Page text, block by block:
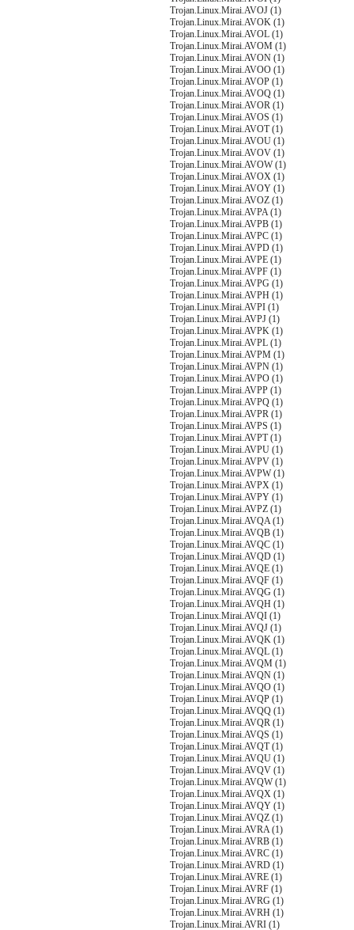
Trojan.Linux.Mirai.AVOJ (1)
Trojan.Linux.Mirai.AVOK (1)
Trojan.Linux.Mirai.AVOL (1)
Trojan.Linux.Mirai.AVOM (1)
Trojan.Linux.Mirai.AVON (1)
Trojan.Linux.Mirai.AVOO (1)
Trojan.Linux.Mirai.AVOP (1)
Trojan.Linux.Mirai.AVOQ (1)
Trojan.Linux.Mirai.AVOR (1)
Trojan.Linux.Mirai.AVOS (1)
Trojan.Linux.Mirai.AVOT (1)
Trojan.Linux.Mirai.AVOU (1)
Trojan.Linux.Mirai.AVOV (1)
Trojan.Linux.Mirai.AVOW (1)
Trojan.Linux.Mirai.AVOX (1)
Trojan.Linux.Mirai.AVOY (1)
Trojan.Linux.Mirai.AVOZ (1)
Trojan.Linux.Mirai.AVPA (1)
Trojan.Linux.Mirai.AVPB (1)
Trojan.Linux.Mirai.AVPC (1)
Trojan.Linux.Mirai.AVPD (1)
Trojan.Linux.Mirai.AVPE (1)
Trojan.Linux.Mirai.AVPF (1)
Trojan.Linux.Mirai.AVPG (1)
Trojan.Linux.Mirai.AVPH (1)
Trojan.Linux.Mirai.AVPI (1)
Trojan.Linux.Mirai.AVPJ (1)
Trojan.Linux.Mirai.AVPK (1)
Trojan.Linux.Mirai.AVPL (1)
Trojan.Linux.Mirai.AVPM (1)
Trojan.Linux.Mirai.AVPN (1)
Trojan.Linux.Mirai.AVPO (1)
Trojan.Linux.Mirai.AVPP (1)
Trojan.Linux.Mirai.AVPQ (1)
Trojan.Linux.Mirai.AVPR (1)
Trojan.Linux.Mirai.AVPS (1)
Trojan.Linux.Mirai.AVPT (1)
Trojan.Linux.Mirai.AVPU (1)
Trojan.Linux.Mirai.AVPV (1)
Trojan.Linux.Mirai.AVPW (1)
Trojan.Linux.Mirai.AVPX (1)
Trojan.Linux.Mirai.AVPY (1)
Trojan.Linux.Mirai.AVPZ (1)
Trojan.Linux.Mirai.AVQA (1)
Trojan.Linux.Mirai.AVQB (1)
Trojan.Linux.Mirai.AVQC (1)
Trojan.Linux.Mirai.AVQD (1)
Trojan.Linux.Mirai.AVQE (1)
Trojan.Linux.Mirai.AVQF (1)
Trojan.Linux.Mirai.AVQG (1)
Trojan.Linux.Mirai.AVQH (1)
Trojan.Linux.Mirai.AVQI (1)
Trojan.Linux.Mirai.AVQJ (1)
Trojan.Linux.Mirai.AVQK (1)
Trojan.Linux.Mirai.AVQL (1)
Trojan.Linux.Mirai.AVQM (1)
Trojan.Linux.Mirai.AVQN (1)
Trojan.Linux.Mirai.AVQO (1)
Trojan.Linux.Mirai.AVQP (1)
Trojan.Linux.Mirai.AVQQ (1)
Trojan.Linux.Mirai.AVQR (1)
Trojan.Linux.Mirai.AVQS (1)
Trojan.Linux.Mirai.AVQT (1)
Trojan.Linux.Mirai.AVQU (1)
Trojan.Linux.Mirai.AVQV (1)
Trojan.Linux.Mirai.AVQW (1)
Trojan.Linux.Mirai.AVQX (1)
Trojan.Linux.Mirai.AVQY (1)
Trojan.Linux.Mirai.AVQZ (1)
Trojan.Linux.Mirai.AVRA (1)
Trojan.Linux.Mirai.AVRB (1)
Trojan.Linux.Mirai.AVRC (1)
Trojan.Linux.Mirai.AVRD (1)
Trojan.Linux.Mirai.AVRE (1)
Trojan.Linux.Mirai.AVRF (1)
Trojan.Linux.Mirai.AVRG (1)
Trojan.Linux.Mirai.AVRH (1)
Trojan.Linux.Mirai.AVRI (1)